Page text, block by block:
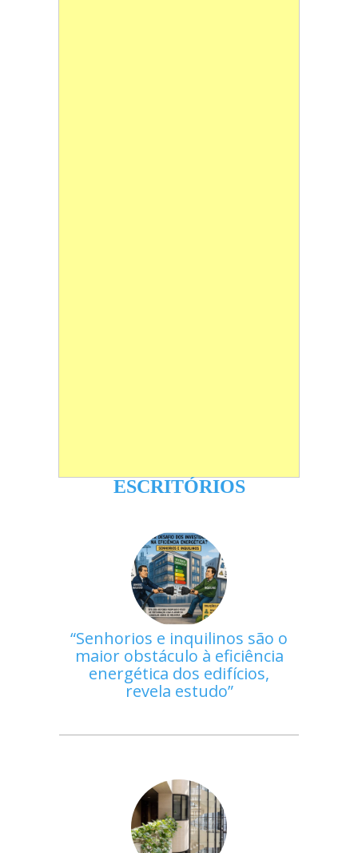
ESCRITÓRIOS
Senhorios e inquilinos são o
maior obstáculo à eficiência
energética dos edifícios,
revela estudo